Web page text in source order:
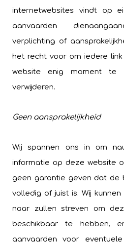
internetwebsites vindt op
aanvaarden
verplichting of
het recht voor om iedere
website enig moment te
verwijderen.
Geen aansprakelijkheid
Wij spannen ons in om
informatie op deze website
geen garantie geven dat de
volledig of juist is. Wij
naar zullen streven om
beschikbaar te hebben,
aanvaarden voor